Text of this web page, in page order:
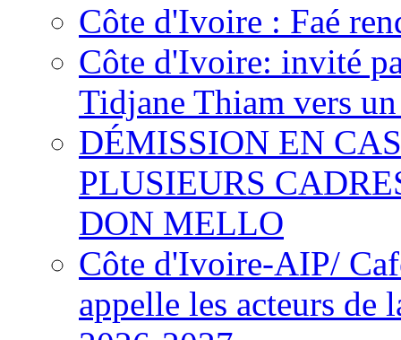
Côte d'Ivoire : Faé
Côte d'Ivoire: invité
Tidjane Thiam vers
DÉMISSION EN
PLUSIEURS
DON MELLO
Côte d'Ivoire-AIP/
appelle les acteurs de